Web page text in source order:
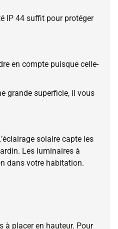
IP 44 suffit pour protéger
en compte puisque celle-
grande superficie, il vous
solaire capte les
Les luminaires à
dans votre habitation.
à placer en hauteur. Pour